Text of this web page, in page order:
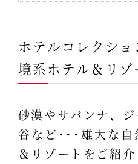
ホテルコレクシ
境系ホテル＆リゾ
砂漠やサバンナ、
谷など･･･雄大な
＆リゾートをご紹